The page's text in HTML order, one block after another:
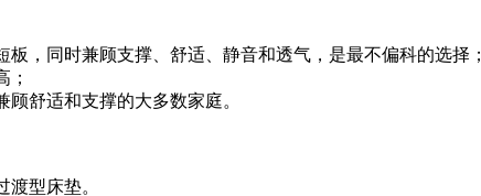
板，同时兼顾支撑、舒适、静音和透气，是最不偏科的选择；
；
舒适和支撑的大多数家庭。
渡型床垫。